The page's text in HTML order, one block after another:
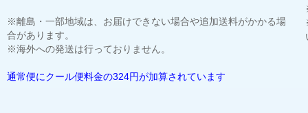
※離島・一部地域は、お届けできない場合や追加送料がかかる場
合があります。
※海外への発送は行っておりません。
通常便にクール便料金の324円が加算されています